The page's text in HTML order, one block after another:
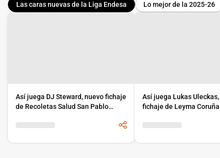
Las caras nuevas de la Liga Endesa Lo mejor de la 2025-26
Así juega DJ Steward, nuevo fichaje
de Recoletas Salud San Pablo
Así juega Lukas
fichaje de Leyma Coruña